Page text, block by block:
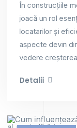
În construcțiile
joacă un rol
locatarilor și
aspecte devin
vedere
Detalii